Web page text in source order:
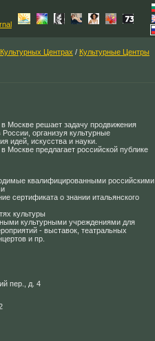
Центрах / Культурные Центры
Москве решает задачу продвижения
организуя культурные
идей, искусства и науки.
Москве предлагает российской публике
квалифицированными российскими
сертификата о знании итальянского
культуры
культурными учреждениями для
- выставок, театральных
и пр.
пер., д. 4